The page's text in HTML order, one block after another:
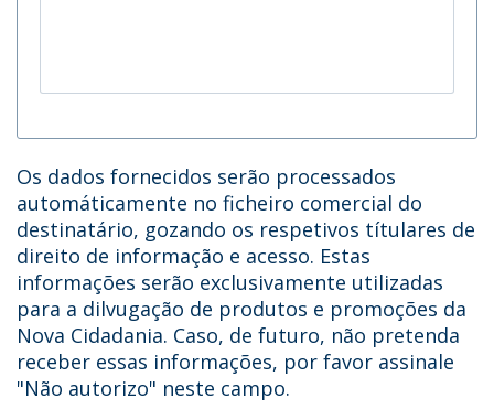
Os dados fornecidos serão processados
automáticamente no ficheiro comercial do
destinatário, gozando os respetivos títulares de
direito de informação e acesso. Estas
informações serão exclusivamente utilizadas
para a dilvugação de produtos e promoções da
Nova Cidadania. Caso, de futuro, não pretenda
receber essas informações, por favor assinale
"Não autorizo" neste campo.